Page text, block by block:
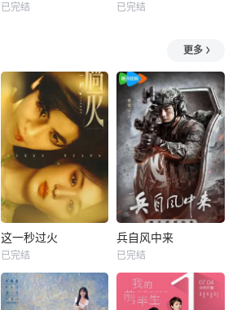
已完结 已完结
更多
这一秒过火
已完结
兵自风中来
已完结